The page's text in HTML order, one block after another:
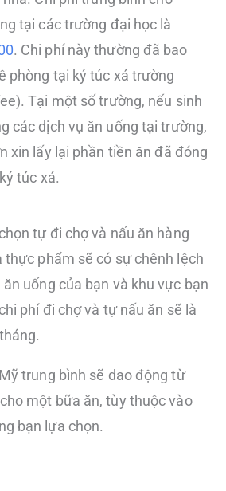
tại các trường đại học là
. Chi phí này thường đã bao
phòng tại ký túc xá trường
Tại một số trường, nếu sinh
các dịch vụ ăn uống tại trường,
xin lấy lại phần tiền ăn đã đóng
túc xá.
tự đi chợ và nấu ăn hàng
thực phẩm sẽ có sự chênh lệch
uống của bạn và khu vực bạn
phí đi chợ và tự nấu ăn sẽ là
trung bình sẽ dao động từ
một bữa ăn, tùy thuộc vào
bạn lựa chọn.